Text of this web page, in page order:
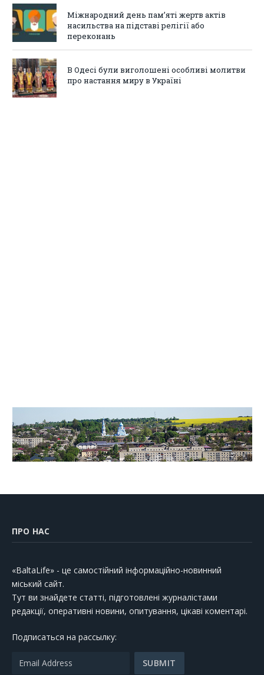
Міжнародний день пам’яті жертв актів
насильства на підставі релігії або
переконань
В Одесі були виголошені особливі молитви
про настання миру в Україні
ПРО НАС
«BaltaLife» - це самостійний інформаційно-новинний
міський сайт.
Тут ви знайдете статті, підготовлені журналістами
редакції, оперативні новини, опитування, цікаві коментарі.
Подписаться на рассылку: